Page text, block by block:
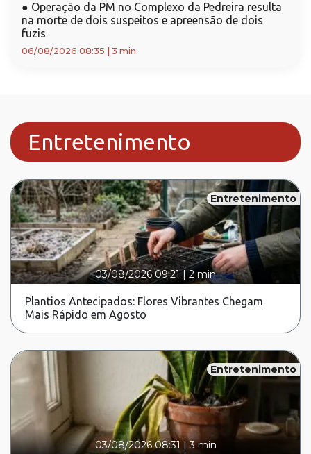
● Operação da PM no Complexo da Pedreira resulta
na morte de dois suspeitos e apreensão de dois
fuzis
06/08/2026 08:35 3 min
Entretenimento
Entretenimento
03/08/2026 09:21|2 min
Plantios Antecipados: Flores Vibrantes Chegam
Mais Rápido em Agosto
Entretenimento
03/08/2026 08:31 |3 min